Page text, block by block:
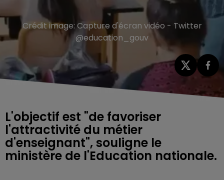
Crédit image: Capture d'écran vidéo - Twitter
@education_gouv
L'objectif est "de favoriser
l'attractivité du métier
d'enseignant", souligne le
ministère de l'Education nationale.